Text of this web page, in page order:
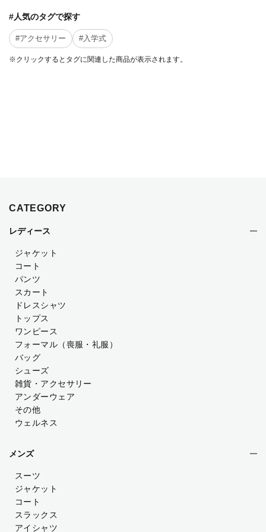
#人気のタグで探す
#アクセサリー #入学式
※クリックするとタグに関連した商品が表示されます。
CATEGORY
レディース
ジャケット
コート
パンツ
スカート
ドレスシャツ
トップス
ワンピース
フォーマル（喪服・礼服）
バッグ
シューズ
雑貨・アクセサリー
アンダーウェア
その他
ウェルネス
メンズ
スーツ
ジャケット
コート
スラックス
アイシャツ